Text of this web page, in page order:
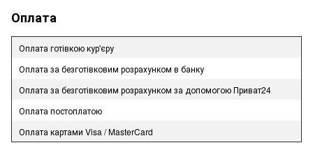
Оплата
Оплата готівкою кур'єру
Оплата за безготівковим розрахунком в банку
Оплата за безготівковим розрахунком за допомогою Приват24
Оплата постоплатою
Оплата картами Visa / MasterCard